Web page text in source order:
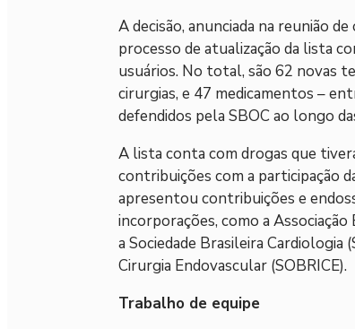
A decisão, anunciada na reunião
processo de atualização da lista
usuários. No total, são 62 novas
cirurgias, e 47 medicamentos –
defendidos pela SBOC ao longo
A lista conta com drogas que
contribuições com a participação
apresentou contribuições e
incorporações, como a
a Sociedade Brasileira Cardiologia
Cirurgia Endovascular (SOBRICE).
Trabalho de equipe